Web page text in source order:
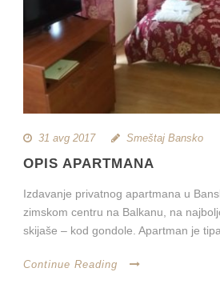
31 avg 2017 Smeštaj Bansko
OPIS APARTMANA
Izdavanje privatnog apartmana u
zimskom centru na Balkanu, na
skijaše – kod gondole. Apartman je
Continue Reading